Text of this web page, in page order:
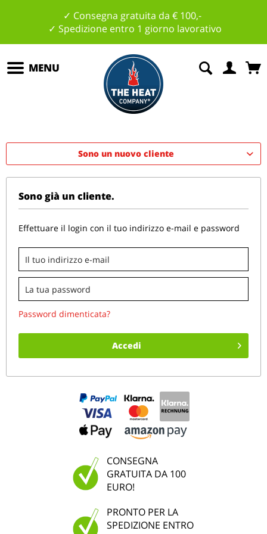
✓ Consegna gratuita da € 100,-
✓ Spedizione entro 1 giorno lavorativo
MENU
Sono un nuovo cliente
Sono già un cliente.
Effettuare il login con il tuo indirizzo e-mail e password
Password dimenticata?
Accedi
CONSEGNA
GRATUITA DA 100
EURO!
PRONTO PER LA
SPEDIZIONE ENTRO